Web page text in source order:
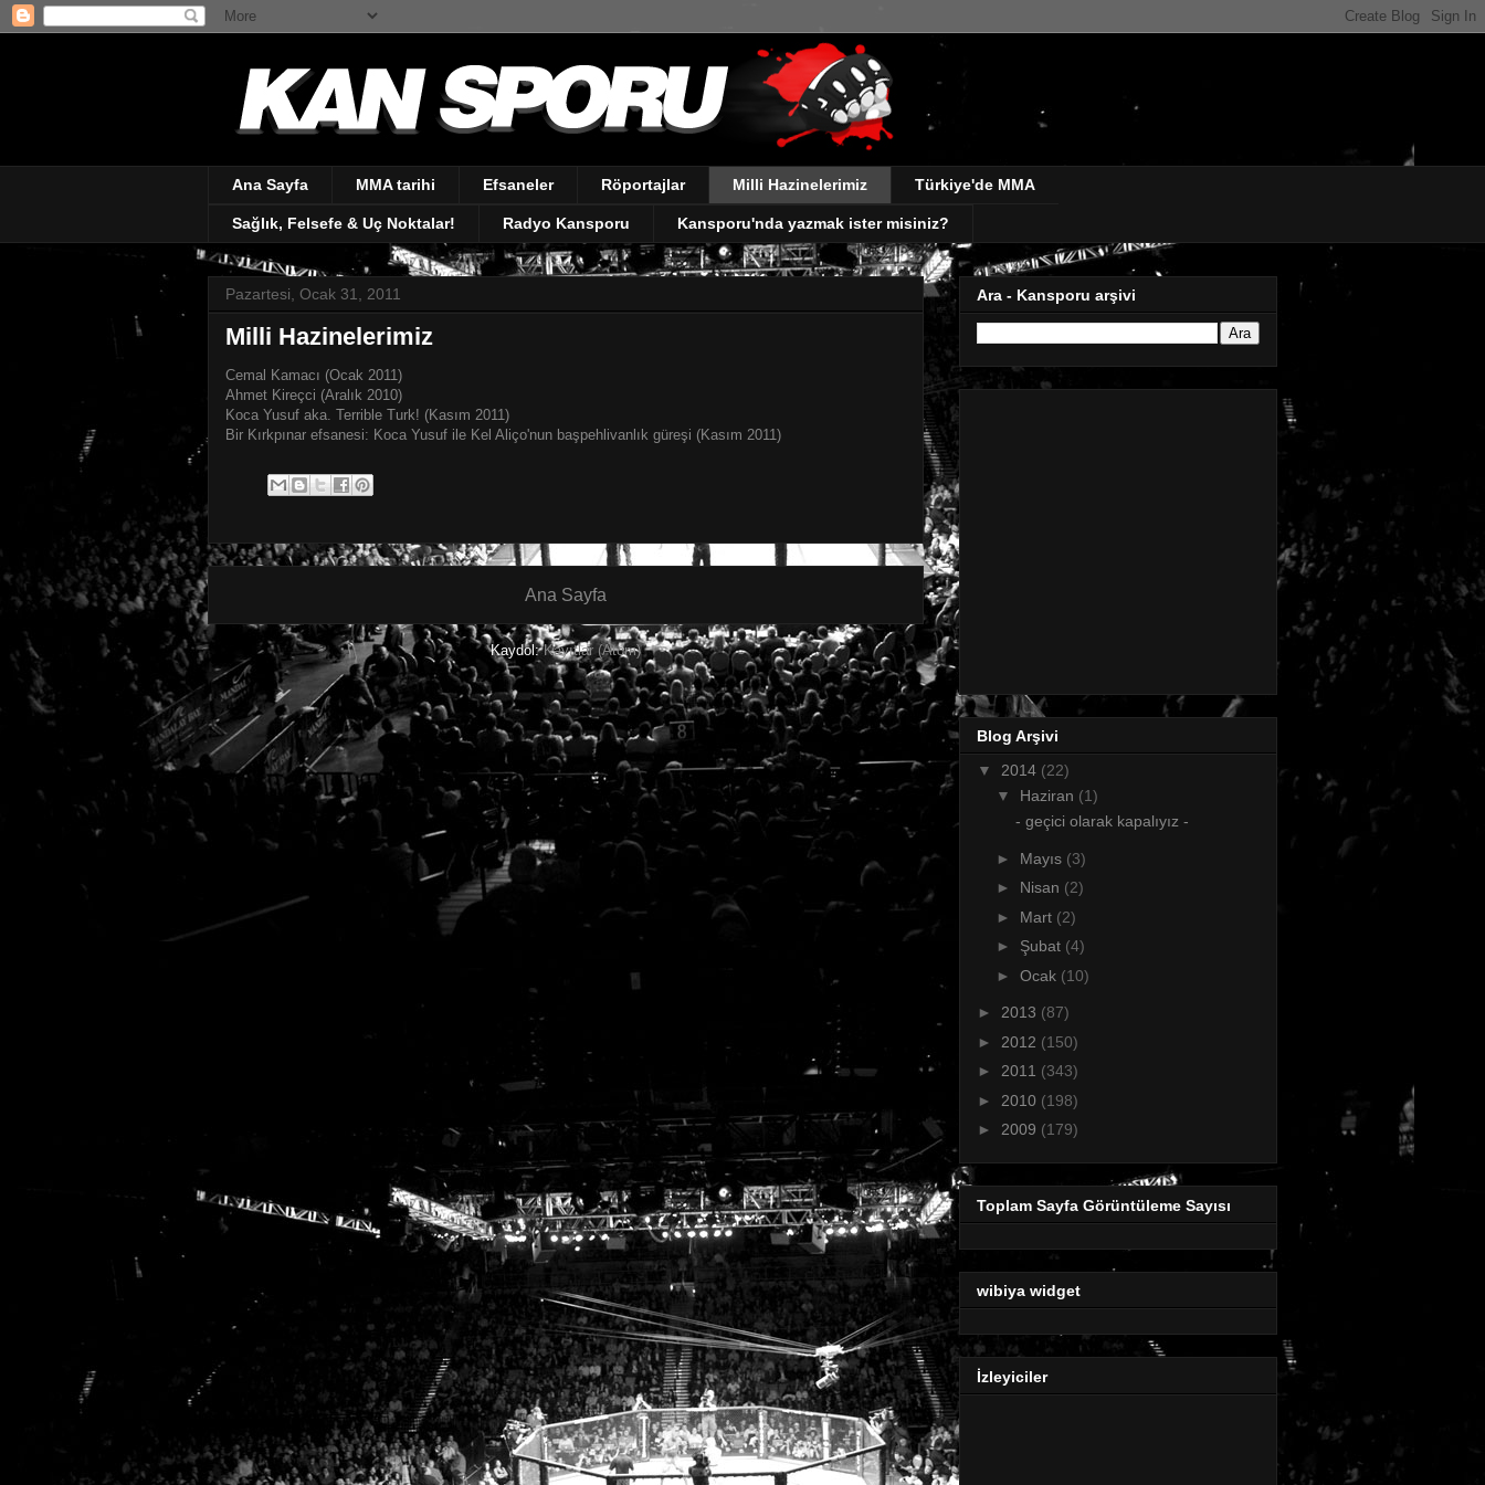
Ana Sayfa MMA tarihi Efsaneler Röportajlar Milli Hazinelerimiz Türkiye'de MMA
Sağlık, Felsefe & Uç Noktalar! Radyo Kansporu Kansporu'nda yazmak ister misiniz?
Pazartesi, Ocak 31, 2011
Milli Hazinelerimiz
Cemal Kamacı (Ocak 2011)
Ahmet Kireçci (Aralık 2010)
Koca Yusuf aka. Terrible Turk! (Kasım 2011)
Bir Kırkpınar efsanesi: Koca Yusuf ile Kel Aliço'nun başpehlivanlık güreşi (Kasım 2011)
Ana Sayfa
Kaydol:Kayıtlar (Atom)
Ara - Kansporu arşivi
Blog Arşivi
▼ 2014 (22)
▼ Haziran (1)
- geçici olarak kapalıyız -
► Mayıs (3)
► Nisan (2)
► Mart (2)
► Şubat (4)
► Ocak (10)
► 2013 (87)
► 2012 (150)
► 2011 (343)
► 2010 (198)
► 2009 (179)
Toplam Sayfa Görüntüleme Sayısı
wibiya widget
İzleyiciler